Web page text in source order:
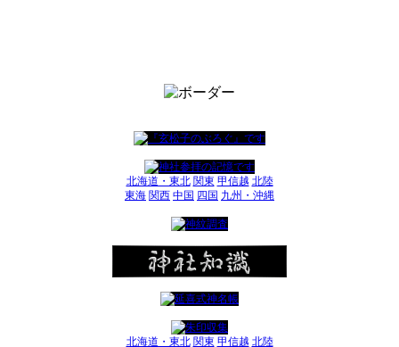
北海道・東北 関東 甲信越 北陸
東海 関西 中国 四国 九州・沖縄
北海道・東北 関東 甲信越 北陸